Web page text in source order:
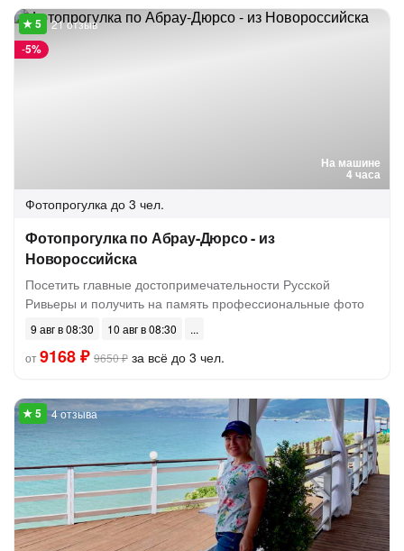
На машине
4 часа
-5%
21 отзыв
Фотопрогулка до 3 чел.
Фотопрогулка по Абрау-Дюрсо - из
Новороссийска
Посетить главные достопримечательности Русской
Ривьеры и получить на память профессиональные фото
9 авг в 08:30
10 авг в 08:30
от9168 ₽ 9650 ₽ за всё до 3 чел.
4 отзыва